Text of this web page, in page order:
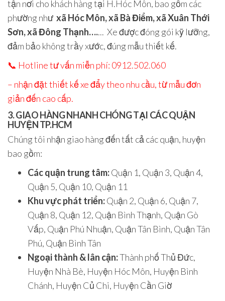
tận nơi cho khách hàng tại H.Hóc Môn, bao gồm các
phường như xã Hóc Môn, xã Bà Điểm, xã Xuân Thới
Sơn, xã Đông Thạnh….... Xe được đóng gói kỹ lưỡng,
đảm bảo không trầy xước, đúng mẫu thiết kế.
📞 Hotline tư vấn miễn phí: 0912.502.060
– nhận đặt thiết kế xe đẩy theo nhu cầu, từ mẫu đơn
giản đến cao cấp.
3. GIAO HÀNG NHANH CHÓNG TẠI CÁC QUẬN
HUYỆN TP.HCM
Chúng tôi nhận giao hàng đến tất cả các quận, huyện
bao gồm:
Các quận trung tâm:Quận 1, Quận 3, Quận 4,
Quận 5, Quận 10, Quận 11
Khu vực phát triển:Quận 2, Quận 6, Quận 7,
Quận 8, Quận 12, Quận Bình Thạnh, Quận Gò
Vấp, Quận Phú Nhuận, Quận Tân Bình, Quận Tân
Phú, Quận Bình Tân
Ngoại thành & lân cận:Thành phố Thủ Đức,
Huyện Nhà Bè, Huyện Hóc Môn, Huyện Bình
Chánh, Huyện Củ Chi, Huyện Cần Giờ